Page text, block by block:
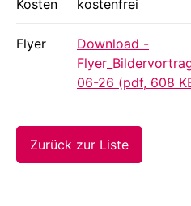
Kosten kostenfrei
Flyer
Download -
06-26 (pdf, 608
Zurück zur Liste